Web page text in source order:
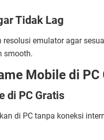
Tidak Lag
resolusi emulator agar
smooth.
Mobile di PC
di PC Gratis
di PC tanpa koneksi